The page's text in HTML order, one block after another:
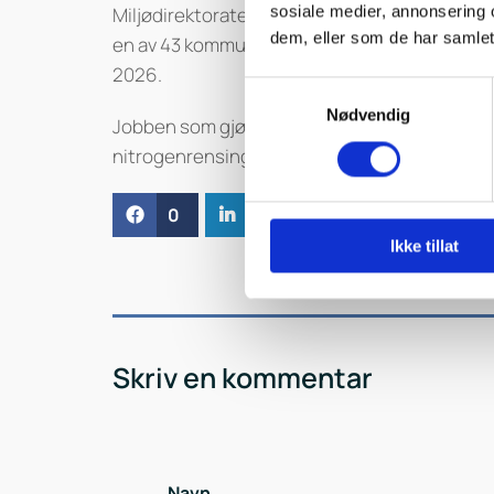
sosiale medier,
dem, eller som de har
Nødvendig
Ikke tillat
Miljødirektoratet deler i 2024 ut 20 millioner
en av 43 kommuner som mottar tilskudd fra
2026.
Jobben som gjøres på Nordre Follo
nitrogenrensing. Klima- og miljøminister
0 Feed
Skriv en kommentar